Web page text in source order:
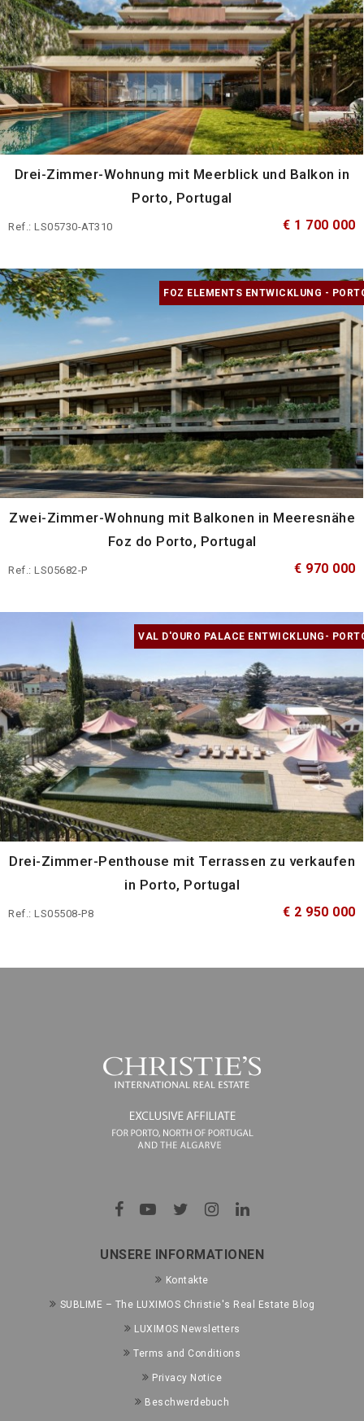
Drei-Zimmer-Wohnung mit Meerblick und Balkon in
Porto, Portugal
Ref.: LS05730-AT310 € 1 700 000
FOZ ELEMENTS ENTWICKLUNG -
Zwei-Zimmer-Wohnung mit Balkonen in Meeresnähe
Foz do Porto, Portugal
Ref.: LS05682-P € 970 000
VAL D'OURO PALACE ENTWICKLUNG-
Drei-Zimmer-Penthouse mit Terrassen zu verkaufen
in Porto, Portugal
Ref.: LS05508-P8 € 2 950 000
UNSERE INFORMATIONEN
Kontakte
SUBLIME – The LUXIMOS Christie's Real Estate Blog
LUXIMOS Newsletters
Terms and Conditions
Privacy Notice
Beschwerdebuch